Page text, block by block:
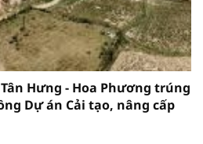
Hưng - Hoa Phương trúng
Dự án Cải tạo, nâng cấp